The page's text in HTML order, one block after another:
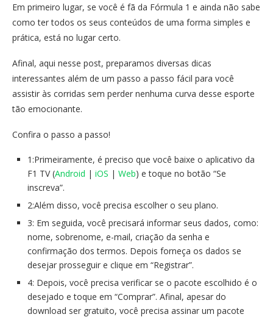
Em primeiro lugar, se você é fã da Fórmula 1 e ainda não sabe
como ter todos os seus conteúdos de uma forma simples e
prática, está no lugar certo.
Afinal, aqui nesse post, preparamos diversas dicas
interessantes além de um passo a passo fácil para você
assistir às corridas sem perder nenhuma curva desse esporte
tão emocionante.
Confira o passo a passo!
1:Primeiramente, é preciso que você baixe o aplicativo da
F1 TV (Android | iOS | Web) e toque no botão “Se
inscreva”.
2:Além disso, você precisa escolher o seu plano.
3: Em seguida, você precisará informar seus dados, como:
nome, sobrenome, e-mail, criação da senha e
confirmação dos termos. Depois forneça os dados se
desejar prosseguir e clique em “Registrar”.
4: Depois, você precisa verificar se o pacote escolhido é o
desejado e toque em “Comprar”. Afinal, apesar do
download ser gratuito, você precisa assinar um pacote